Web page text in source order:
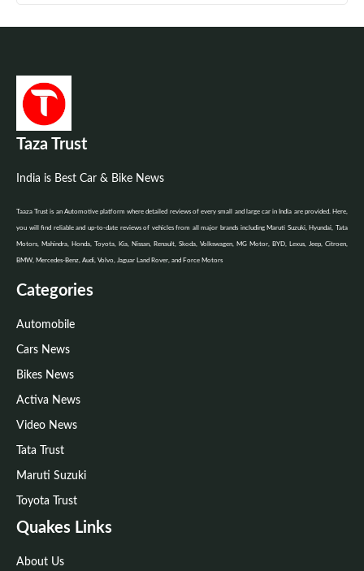
Taza Trust
India is Best Car & Bike News
Taaza Trust is an Automotive platform where detailed reviews of every small and large car in India are provided. Here,
you will find reliable and up-to-date reviews of vehicles from all major brands including Maruti Suzuki, Hyundai, Tata
Motors, Mahindra, Honda, Toyota, Kia, Nissan, Renault, Skoda, Volkswagen, MG Motor, BYD, Lexus, Jeep, Citroen,
BMW, Mercedes-Benz, Audi, Volvo, Jaguar Land Rover, and Force Motors
Categories
Automobile
Cars News
Bikes News
Activa News
Video News
Tata Trust
Maruti Suzuki
Toyota Trust
Quakes Links
About Us